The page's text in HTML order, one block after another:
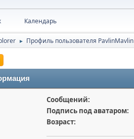
Календарь
► Профиль пользователя PavlinMavlin
Сообщений:
Подпись под аватаром:
Возраст: